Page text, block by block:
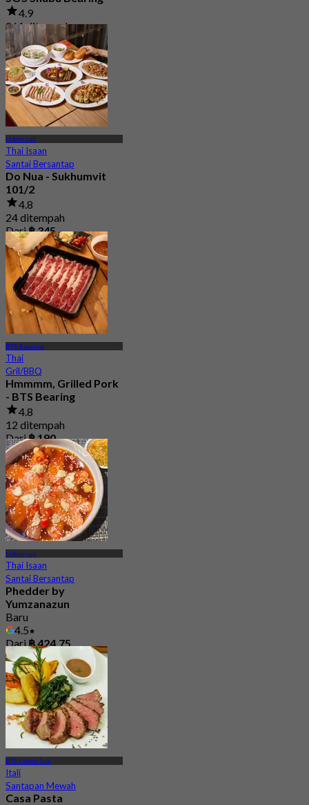
4.9
261 ditempah
Dari฿ 276.75
Udomsuk
Thai Isaan
Santai Bersantap
Do Nua - Sukhumvit
101/2
4.8
24 ditempah
Dari฿ 345
BTS Bearing
Thai
Gril/BBQ
Hmmmm, Grilled Pork
- BTS Bearing
4.8
12 ditempah
Dari฿ 190
Udomsuk
Thai Isaan
Santai Bersantap
Phedder by
Yumzanazun
Baru
4.5
Dari ฿ 424.75
BTS Udom Suk
Itali
Santapan Mewah
Casa Pasta